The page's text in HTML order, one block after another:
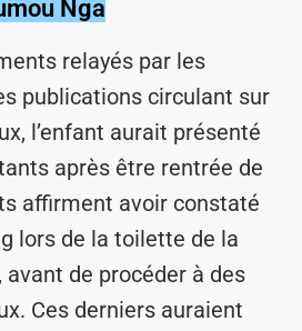
Nga
relayés par les
publications circulant sur
l’enfant aurait présenté
après être rentrée de
affirment avoir constaté
lors de la toilette de la
de procéder à des
Ces derniers auraient